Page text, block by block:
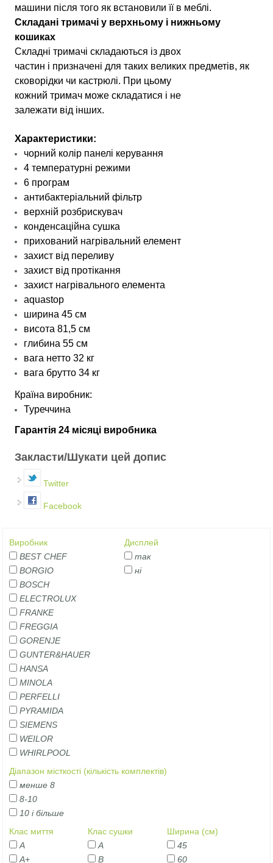
машини після того як встановили її в меблі.
Складані тримачі у верхньому і нижньому
кошиках
Складні тримачі складаються із двох
частин і призначені для таких великих предметів, як
сковорідки чи кастрюлі. При цьому
кожний тримач може складатися і не
залежати від інших.
Характеристики:
чорний колір панелі керування
4 температурні режими
6 програм
антибактеріальний фільтр
верхній розбрискувач
конденсаційна сушка
прихований нагрівальний елемент
захист від переливу
захист від протікання
захист нагрівального елемента
aquastop
ширина 45 см
висота 81,5 см
глибина 55 см
вага нетто 32 кг
вага брутто 34 кг
​Країна виробник:
Туреччина
Гарантія 24 місяці виробника
Закласти/Шукати цей допис
Twitter
Facebook
Виробник
BEST CHEF
BORGIO
BOSCH
ELECTROLUX
FRANKE
FREGGIA
GORENJE
GUNTER&HAUER
HANSA
MINOLA
PERFELLI
PYRAMIDA
SIEMENS
WEILOR
WHIRLPOOL
Дисплей
так
ні
Діапазон місткості (кількість комплектів)
менше 8
8-10
10 і більше
Клас миття
А
А+
Клас сушки
A
B
Ширина (см)
45
60